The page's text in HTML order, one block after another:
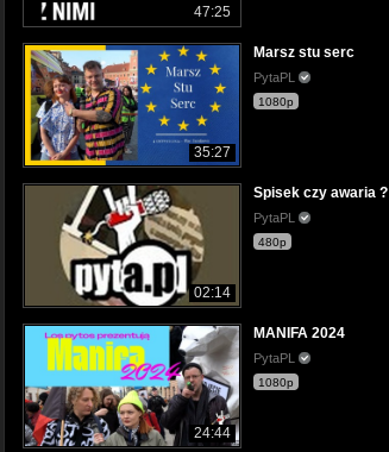
47:25
35:27
Marsz stu serc
PytaPL
1080p
02:14
Spisek czy awaria ?
PytaPL
480p
24:44
MANIFA 2024
PytaPL
1080p